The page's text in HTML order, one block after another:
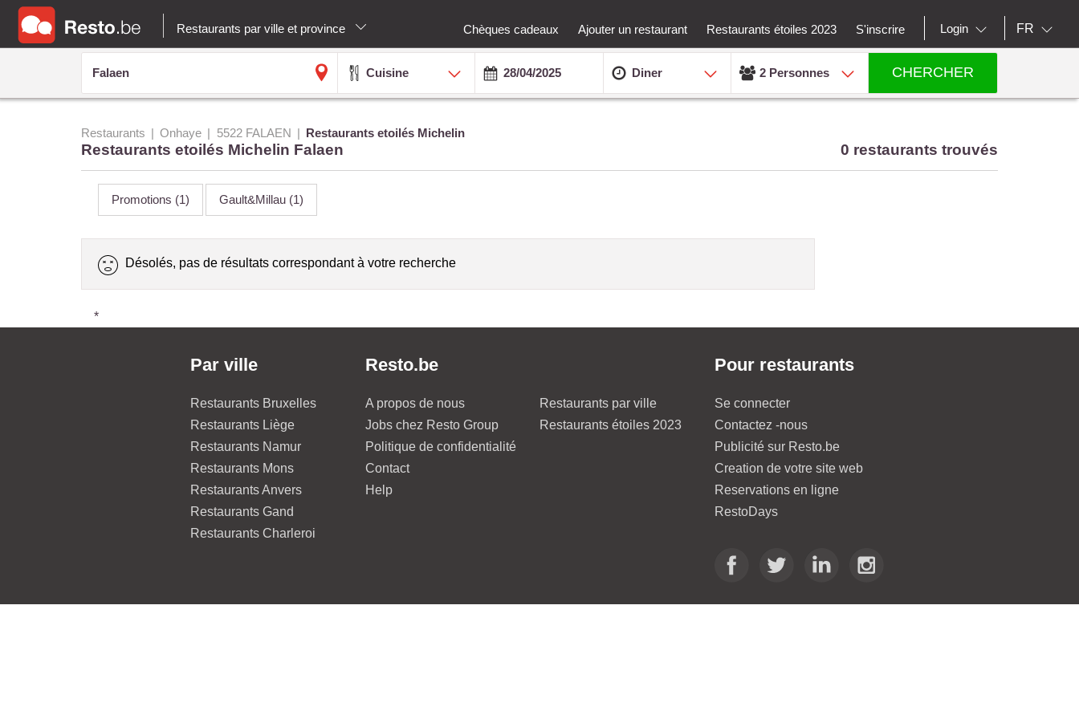
Restaurants par ville et province Chèques cadeaux Ajouter un restaurant Restaurants étoiles 2023 S'inscrire Login FR
Cuisine Diner 2 Personnes CHERCHER
Restaurants Onhaye 5522 FALAEN Restaurants etoilés Michelin
Restaurants etoilés Michelin Falaen 0 restaurants trouvés
Promotions (1) Gault&Millau (1)
Désolés, pas de résultats correspondant à votre recherche
*
Par ville
Restaurants Bruxelles
Restaurants Liège
Restaurants Namur
Restaurants Mons
Restaurants Anvers
Restaurants Gand
Restaurants Charleroi
Resto.be
A propos de nous
Jobs chez Resto Group
Politique de confidentialité
Contact
Help
Restaurants par ville
Restaurants étoiles 2023
Pour restaurants
Se connecter
Contactez -nous
Publicité sur Resto.be
Creation de votre site web
Reservations en ligne
RestoDays